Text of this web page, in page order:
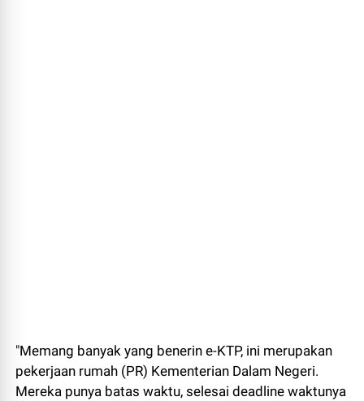
"Memang banyak yang benerin e-KTP, ini merupakan
pekerjaan rumah (PR) Kementerian Dalam Negeri.
Mereka punya batas waktu, selesai deadline waktunya